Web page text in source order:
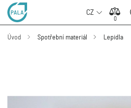
CZ
0
Úvod Spotřební materiál Lepidla